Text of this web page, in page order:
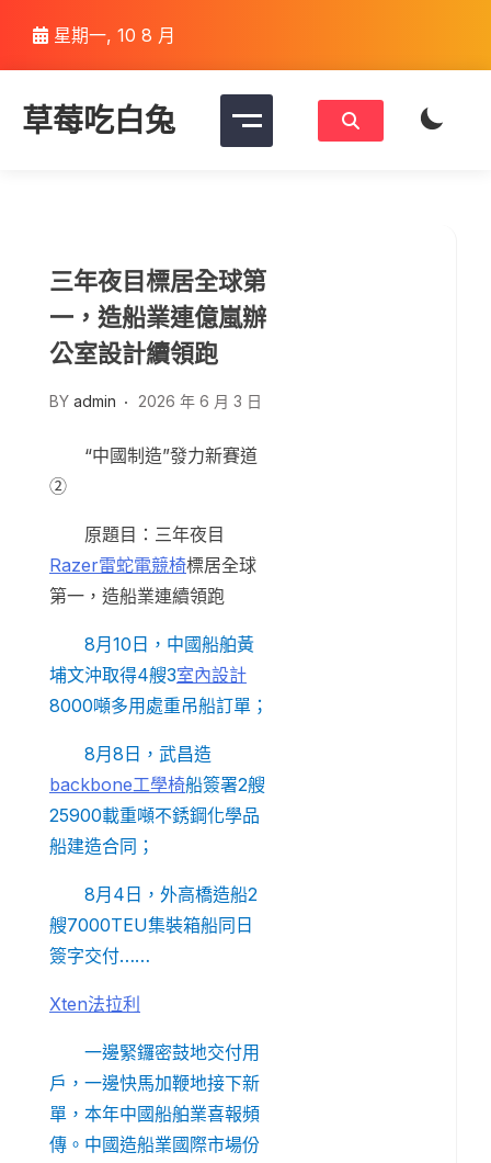
content
星期一, 10 8 月
草莓吃白兔
三年夜目標居全球第
一，造船業連億嵐辦
公室設計續領跑
BY admin 2026 年 6 月 3 日
“中國制造”發力新賽道
②
原題目：三年夜目
Razer雷蛇電競椅標居全球
第一，造船業連續領跑
8月10日，中國船舶黃
埔文沖取得4艘3室內設計
8000噸多用處重吊船訂單；
8月8日，武昌造
backbone工學椅船簽署2艘
25900載重噸不銹鋼化學品
船建造合同；
8月4日，外高橋造船2
艘7000TEU集裝箱船同日
簽字交付……
Xten法拉利
一邊緊鑼密鼓地交付用
戶，一邊快馬加鞭地接下新
單，本年中國船舶業喜報頻
傳。中國造船業國際市場份